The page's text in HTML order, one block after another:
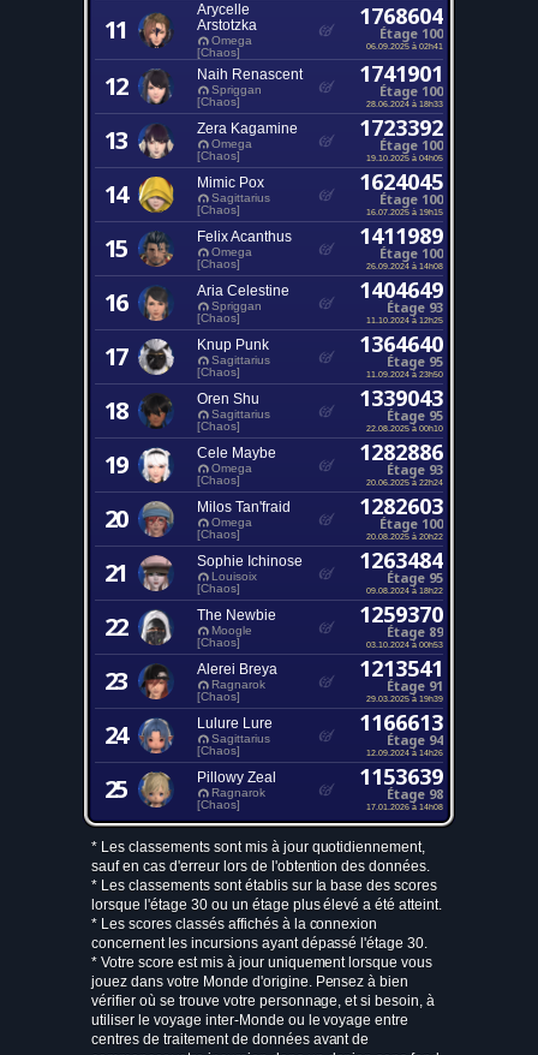
11
Arycelle
Arstotzka
Omega
[Chaos]
1768604
Étage 100
06.09.2025 à 02h41
12 Naih Renascent
Spriggan
[Chaos]
1741901
Étage 100
28.06.2024 à 18h33
13 Zera Kagamine
Omega
[Chaos]
1723392
Étage 100
19.10.2025 à 04h05
14 Mimic Pox
Sagittarius
[Chaos]
1624045
Étage 100
16.07.2025 à 19h15
15 Felix Acanthus
Omega
[Chaos]
1411989
Étage 100
26.09.2024 à 14h08
16 Aria Celestine
Spriggan
[Chaos]
1404649
Étage 93
11.10.2024 à 12h25
17 Knup Punk
Sagittarius
[Chaos]
1364640
Étage 95
11.09.2024 à 23h50
18 Oren Shu
Sagittarius
[Chaos]
1339043
Étage 95
22.08.2025 à 00h10
19 Cele Maybe
Omega
[Chaos]
1282886
Étage 93
20.06.2025 à 22h24
20 Milos Tan'fraid
Omega
[Chaos]
1282603
Étage 100
20.08.2025 à 20h22
21 Sophie Ichinose
Louisoix
[Chaos]
1263484
Étage 95
09.08.2024 à 18h22
22 The Newbie
Moogle
[Chaos]
1259370
Étage 89
03.10.2024 à 00h53
23 Alerei Breya
Ragnarok
[Chaos]
1213541
Étage 91
29.03.2025 à 19h39
24 Lulure Lure
Sagittarius
[Chaos]
1166613
Étage 94
12.09.2024 à 14h26
25 Pillowy Zeal
Ragnarok
[Chaos]
1153639
Étage 98
17.01.2026 à 14h08
* Les classements sont mis à jour quotidiennement,
sauf en cas d'erreur lors de l'obtention des données.
* Les classements sont établis sur la base des scores
lorsque l'étage 30 ou un étage plus élevé a été atteint.
* Les scores classés affichés à la connexion
concernent les incursions ayant dépassé l'étage 30.
* Votre score est mis à jour uniquement lorsque vous
jouez dans votre Monde d'origine. Pensez à bien
vérifier où se trouve votre personnage, et si besoin, à
utiliser le voyage inter-Monde ou le voyage entre
centres de traitement de données avant de